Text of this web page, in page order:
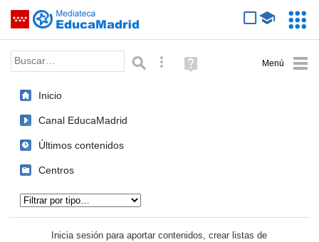
Saltar navegación
Palabra o frase: Búsqueda avanzada
Ayuda
(en
Inicio
Canal EducaMadrid
Últimos contenidos
Centros
Inicia sesión para aportar contenidos, crear listas de